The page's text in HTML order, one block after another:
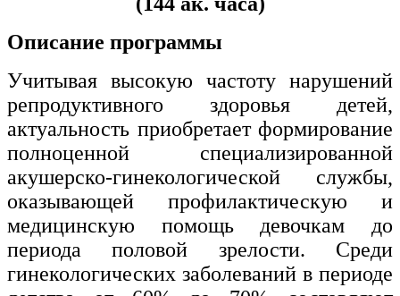
Изобразительное и прикладные виды
искусств
Средства массовой информации и
информативно-библиотечное дело
Управление в технических системах
Ветеринария и зоотехника
Описание программы
Учитывая высокую частоту нарушений
репродуктивного здоровья детей,
актуальность приобретает формирование
полноценной специализированной
акушерско-гинекологической службы,
оказывающей профилактическую и
медицинскую помощь девочкам до
периода половой зрелости. Среди
гинекологических заболеваний в периоде